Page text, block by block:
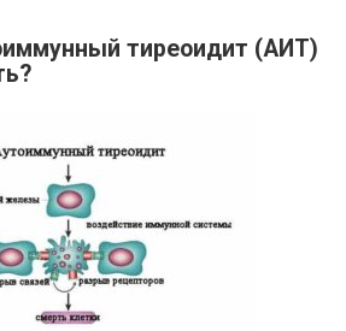
тиреоидит (АИТ)